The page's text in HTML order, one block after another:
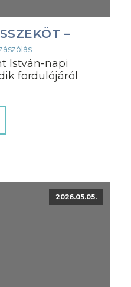
–
István-napi
fordulójáról
2026.05.05.